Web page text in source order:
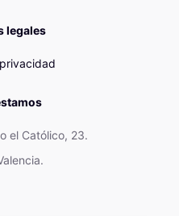
legales
el Católico, 23.